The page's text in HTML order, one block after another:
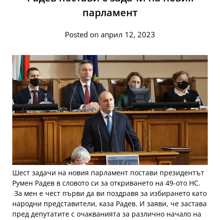
парламент
Posted on април 12, 2023
Шест задачи на новия парламент постави президентът
Румен Радев в словото си за откриването на 49-ото НС.
За мен е чест първи да ви поздравя за избирането като
народни представители, каза Радев. И заяви, че застава
пред депутатите с очакванията за различно начало на